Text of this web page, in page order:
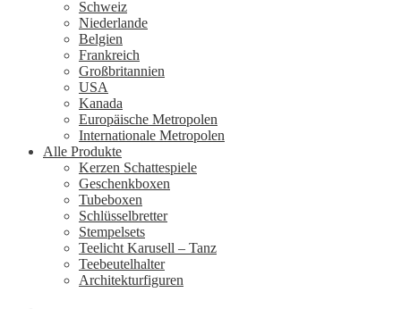
Schweiz
Niederlande
Belgien
Frankreich
Großbritannien
USA
Kanada
Europäische Metropolen
Internationale Metropolen
Alle Produkte
Kerzen Schattespiele
Geschenkboxen
Tubeboxen
Schlüsselbretter
Stempelsets
Teelicht Karusell – Tanz
Teebeutelhalter
Architekturfiguren